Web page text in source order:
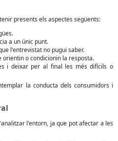
presents els aspectes següents:
a un únic punt.
l'entrevistat no pugui saber.
orientin o condicionin la resposta.
i deixar per al final les més difícils o
la conducta dels consumidors i
l'entorn, ja que pot afectar a les